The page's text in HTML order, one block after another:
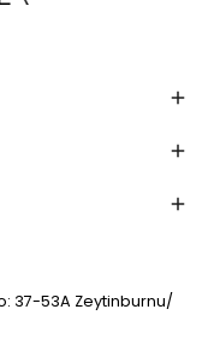
37-53A Zeytinburnu/